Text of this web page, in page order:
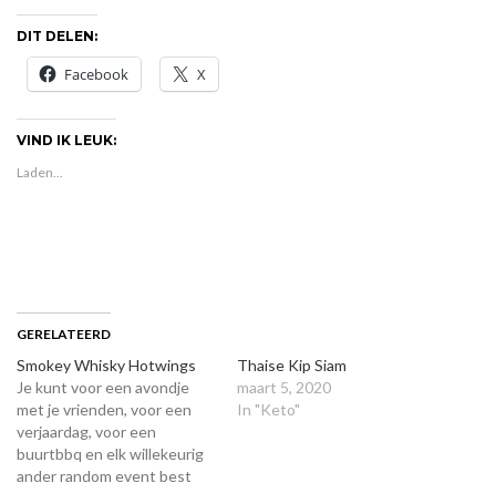
DIT DELEN:
Facebook X
VIND IK LEUK:
Laden...
GERELATEERD
Smokey Whisky Hotwings
Je kunt voor een avondje
met je vrienden, voor een
verjaardag, voor een
buurtbbq en elk willekeurig
ander random event best
Thaise Kip Siam
maart 5, 2020
In "Keto"